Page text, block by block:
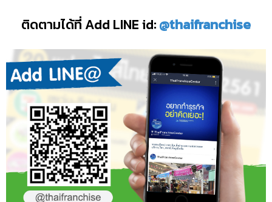
ติดตามได้ที่ Add LINE id:@thaifranchise